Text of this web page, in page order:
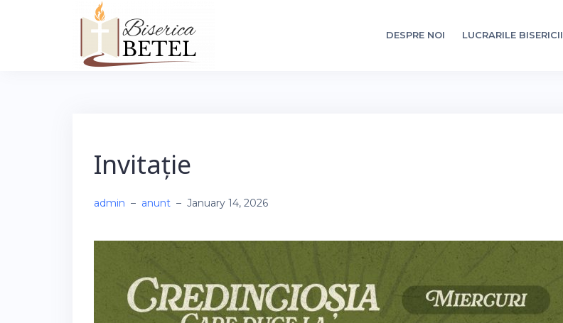
DESPRE NOI LUCRARILE BISERICII
Invitație
admin – anunt – January 14, 2026